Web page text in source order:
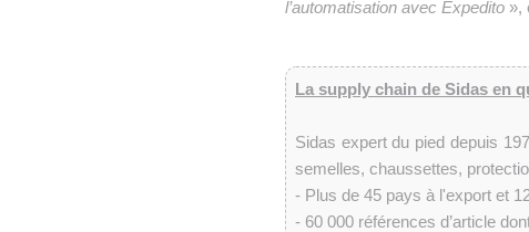
l’automatisation avec Expedito »,
La supply chain de Sidas en
Sidas expert du pied depuis
semelles, chaussettes,
- Plus de 45 pays à l'export et
- 60 000 références d’article